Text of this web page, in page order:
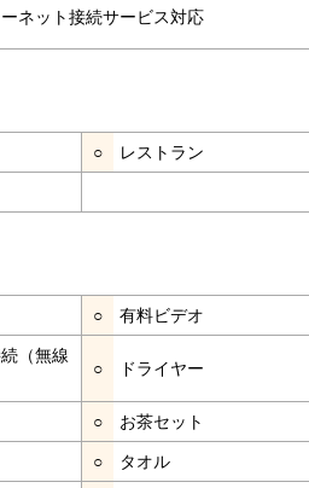
ネット接続サービス対応
○ レストラン
○ 有料ビデオ
（無線
○ ドライヤー
○ お茶セット
○ タオル